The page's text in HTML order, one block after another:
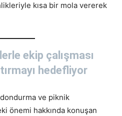
kısa bir mola vererek
ekip çalışması
hedefliyor
ve piknik
önemi hakkında konuşan